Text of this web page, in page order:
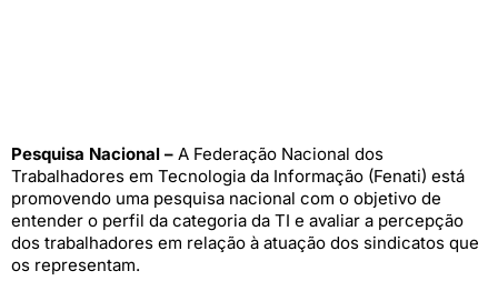
Pesquisa Nacional – A Federação Nacional dos
Trabalhadores em Tecnologia da Informação (Fenati) está
promovendo uma pesquisa nacional com o objetivo de
entender o perfil da categoria da TI e avaliar a percepção
dos trabalhadores em relação à atuação dos sindicatos que
os representam.